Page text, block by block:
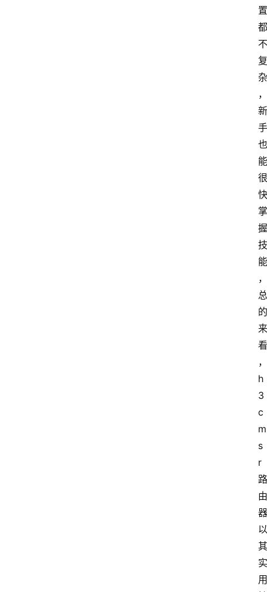
置
都
不
复
杂
，
新
手
也
能
很
快
掌
握
技
能
，
总
的
来
看
，
h
3
c
m
s
r
路
由
器
以
其
实
用